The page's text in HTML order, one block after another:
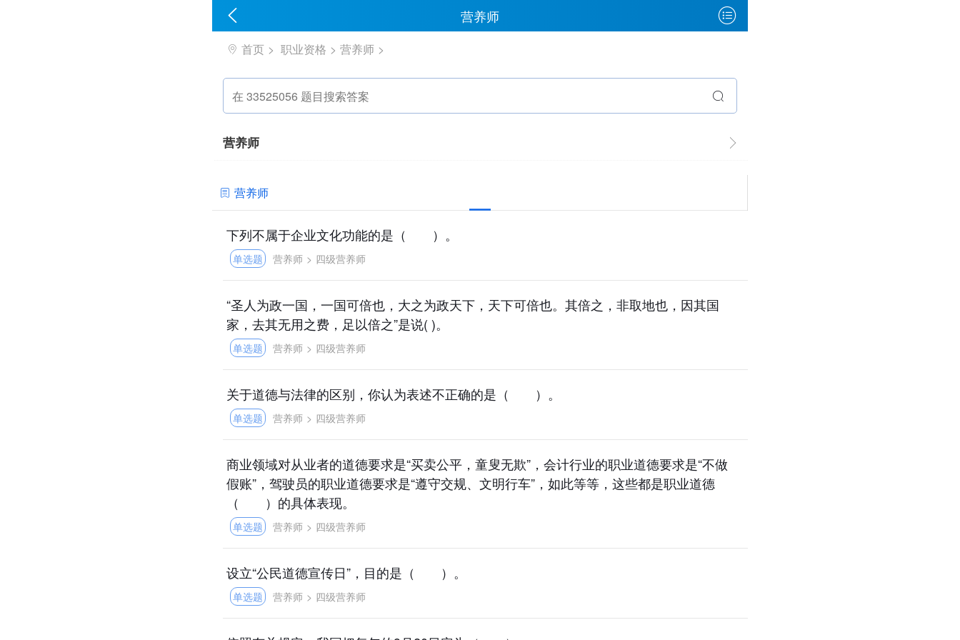
营养师
首页 职业资格 营养师
营养师
营养师
下列不属于企业文化功能的是（ ）。
单选题 营养师 > 四级营养师
“圣人为政一国，一国可倍也，大之为政天下，天下可倍也。其倍之，非取地也，因其国
家，去其无用之费，足以倍之”是说( )。
单选题 营养师 > 四级营养师
关于道德与法律的区别，你认为表述不正确的是（ ）。
单选题 营养师 > 四级营养师
商业领域对从业者的道德要求是“买卖公平，童叟无欺”，会计行业的职业道德要求是“不做
假账”，驾驶员的职业道德要求是“遵守交规、文明行车”，如此等等，这些都是职业道德
（ ）的具体表现。
单选题 营养师 > 四级营养师
设立“公民道德宣传日”，目的是（ ）。
单选题 营养师 > 四级营养师